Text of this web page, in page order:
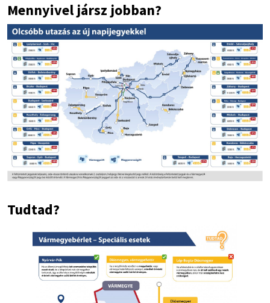
Mennyivel jársz jobban?
Image
Tudtad?
Image